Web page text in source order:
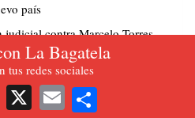
La Bagatela
tus redes sociales
WhatsApp
X Email
país
judicial contra Marcelo Torres
Y apuntes sobre la huelga
al libro de Edwin Palma
que mercenarios